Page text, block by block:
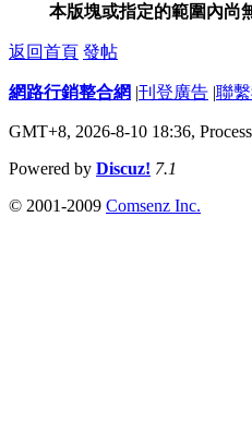
本版塊或指定的範圍內尚
返回首頁 發帖
網路行銷整合網 |刊登廣告 |聯
GMT+8, 2026-8-10 18:36,
Powered by Discuz! 7.1
© 2001-2009 Comsenz Inc.